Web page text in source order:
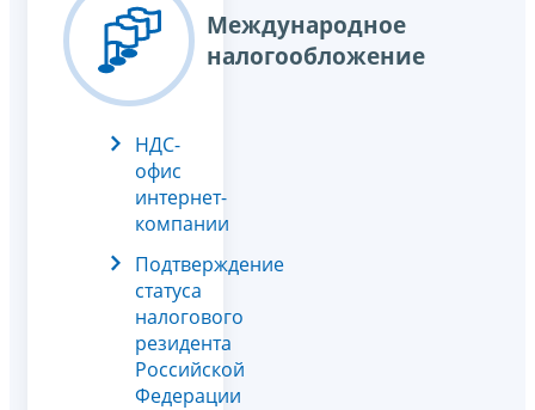
Международное
налогообложение
НДС-
офис
интернет-
компании
Подтверждение
статуса
налогового
резидента
Российской
Федерации